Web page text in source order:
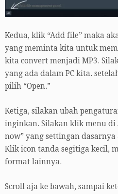
Kedua, klik “Add file” maka
yang meminta kita untuk
kita convert menjadi MP3.
yang ada dalam PC kita.
pilih “Open.”
Ketiga, silakan ubah
inginkan. Silakan klik menu di
now” yang settingan
Klik icon tanda segitiga kecil,
format lainnya.
Scroll aja ke bawah, sampai